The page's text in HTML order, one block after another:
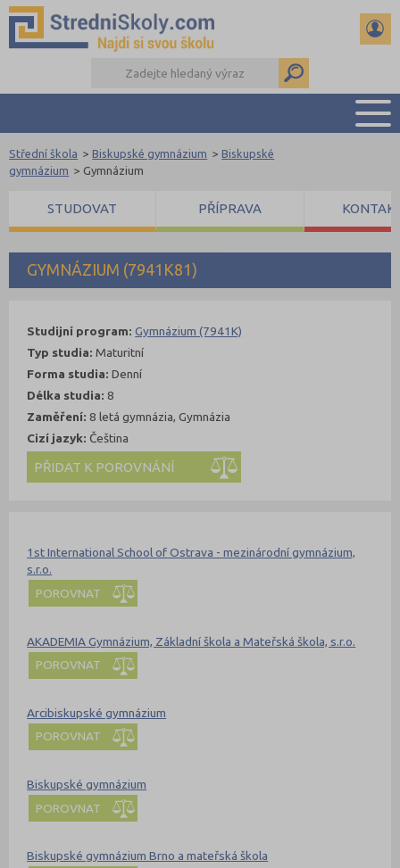
DŮLEŽITÉ TERMÍNY
GYMNÁZIUM (7941K81)
Střední škola > Biskupské gymnázium > Biskupské
gymnázium > Gymnázium
Studijní program:Gymnázium (7941K)
Typ studia:Maturitní
Forma studia:Denní
Délka studia:8
Zaměření:8 letá gymnázia, Gymnázia
Cizí jazyk:Čeština
STUDOVAT PŘÍPRAVA
1st International School of Ostrava - mezinárodní gymnázium,
s.r.o.
POROVNAT
AKADEMIA Gymnázium, Základní škola a Mateřská škola, s.r.o.
POROVNAT
Arcibiskupské gymnázium
POROVNAT
Biskupské gymnázium
POROVNAT
Biskupské gymnázium Brno a mateřská škola